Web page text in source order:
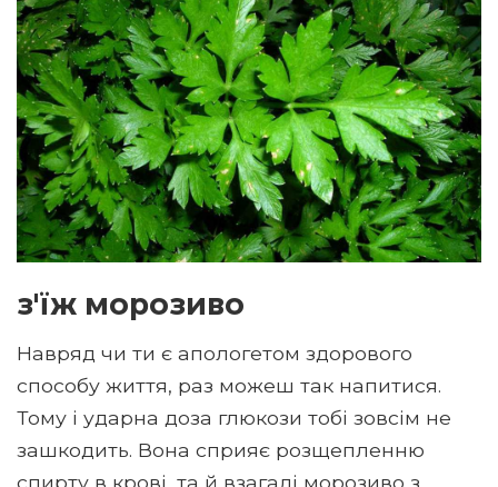
з'їж морозиво
Навряд чи ти є апологетом здорового
способу життя, раз можеш так напитися.
Тому і ударна доза глюкози тобі зовсім не
зашкодить. Вона сприяє розщепленню
спирту в крові, та й взагалі морозиво з